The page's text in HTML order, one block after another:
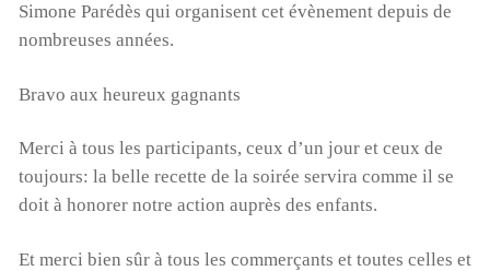
Simone Parédès qui organisent cet évènement depuis de
nombreuses années.
Bravo aux heureux gagnants
Merci à tous les participants, ceux d’un jour et ceux de
toujours: la belle recette de la soirée servira comme il se
doit à honorer notre action auprès des enfants.
Et merci bien sûr à tous les commerçants et toutes celles et